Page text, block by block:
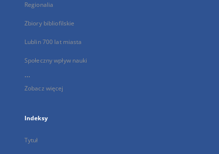
Regionalia
Zbiory bibliofilskie
Lublin 700 lat miasta
Społeczny wpływ nauki
...
Zobacz więcej
Indeksy
Tytuł